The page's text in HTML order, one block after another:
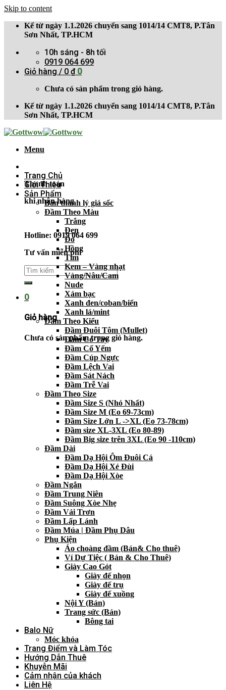
Skip to content
Kể từ ngày 1.1.2026 chuyển sang 1014/14 CMT8, P.Tân
Sơn Nhất, TP.HCM
10h sáng - 8h tối
0919 064 699
Giỏ hàng / 0 ₫ 0
Chưa có sản phẩm trong giỏ hàng.
Kể từ ngày 1.1.2026 chuyển sang 1014/14 CMT8, P.Tân
Sơn Nhất, TP.HCM
Menu
Thanh toán
khi nhận hàng
Hotline: 0919 064 699
Tư vấn miễn phí
0
Giỏ hàng
Chưa có sản phẩm trong giỏ hàng.
Trang Chủ
Giới Thiệu
Sản Phẩm
Bán thanh lý giá sốc
Đầm Theo Màu
Trắng
Đen
Đỏ
Hồng
Tím
Kem – Vàng nhạt
Vàng/Nâu/Cam
Nude
Xám bạc
Xanh đen/coban/biển
Xanh lá/mint
Đầm Theo Kiểu
Đầm Đuôi Tôm (Mullet)
Đầm Có Tay
Đầm Cổ Yếm
Đầm Cúp Ngực
Đầm Lệch Vai
Đầm Sát Nách
Đầm Trễ Vai
Đầm Theo Size
Đầm Size S (Nhỏ Nhất)
Đầm Size M (Eo 69-73cm)
Đầm Size Lớn L ->XL (Eo 73-78cm)
Đầm size XL-3XL (Eo 80-89)
Đầm Big size trên 3XL (Eo 90 -110cm)
Đầm Dài
Đầm Dạ Hội Ôm Đuôi Cá
Đầm Dạ Hội Xẻ Đùi
Đầm Dạ Hội Xòe
Đầm Ngắn
Đầm Trung Niên
Đầm Suông Xòe Nhẹ
Đầm Vải Trơn
Đầm Lấp Lánh
Đầm Múa | Đầm Phụ Dâu
Phụ Kiện
Áo choàng đầm (Bán& Cho thuê)
Ví Dự Tiệc ( Bán & Cho Thuê)
Giày Cao Gót
Giày đế nhọn
Giày đế trụ
Giày đế xuồng
Nội Y (Bán)
Trang sức (Bán)
Bông tai
Balo Nữ
Móc khóa
Trang Điểm và Làm Tóc
Hướng Dẫn Thuê
Khuyễn Mãi
Cảm nhận của khách
Liên Hệ